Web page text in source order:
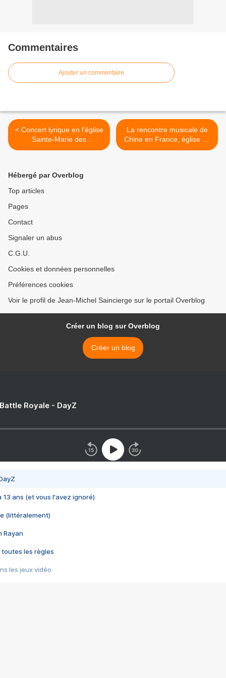
Commentaires
Ajouter un commentaire
< Concert lyrique en l'église
Sainte-Marie des
Batignolles Paris 17e
La rencontre musicale de
Chine en France, église de
La Madeleine Paris 8e >
Hébergé par Overblog
Top articles
Pages
Contact
Signaler un abus
C.G.U.
Cookies et données personnelles
Préférences cookies
Voir le profil de Jean-Michel Saincierge sur le portail Overblog
Créer un blog sur Overblog
Créer un blog
Royale - DayZ
13 ans (et vous l'avez ignoré)
(littéralement)
Rayan
toutes les règles
les jeux vidéo